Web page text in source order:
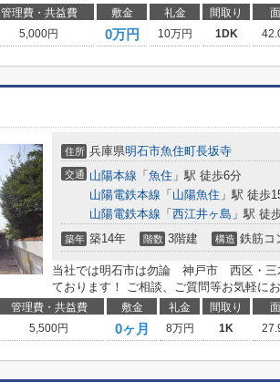
管理費・共益費 敷金 礼金 間取り
5,000円 0万円 10万円 1DK
住所 兵庫県明石市魚住町長坂寺
交通 山陽本線 「 魚住 」駅 徒歩6分
山陽電鉄本線 「 山陽魚住 」駅 徒歩
山陽電鉄本線 「 西江井ヶ島 」駅 徒
築年 築14年 階数 3階建 構造 鉄筋コ
当社では明石市は勿論 神戸市 西区・三
ております！ ご相談、ご質問等お気軽に
管理費・共益費 敷金 礼金 間取り
5,500円 0ヶ月 8万円 1K